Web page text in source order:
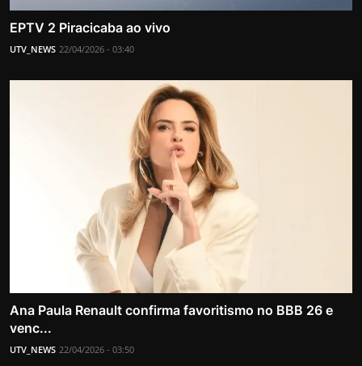
EPTV 2 Piracicaba ao vivo
UTV_NEWS 22/04/2026 - 03:40
Ana Paula Renault confirma favoritismo no BBB 26 e
venc...
UTV_NEWS 22/04/2026 - 03:50